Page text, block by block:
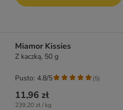
Miamor Kissies
Z kaczką, 50 g
11,96 zł
239,20 zł / kg
Pusto: 4.8/5 (5)